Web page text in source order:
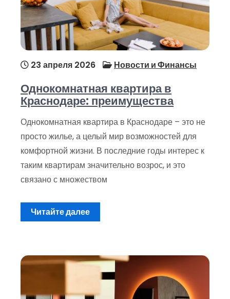
23 апреля 2026 Новости и Финансы
Однокомнатная квартира в
Краснодаре: преимущества
Однокомнатная квартира в Краснодаре – это не
просто жилье, а целый мир возможностей для
комфортной жизни. В последние годы интерес к
таким квартирам значительно возрос, и это
связано с множеством
Читайте далее